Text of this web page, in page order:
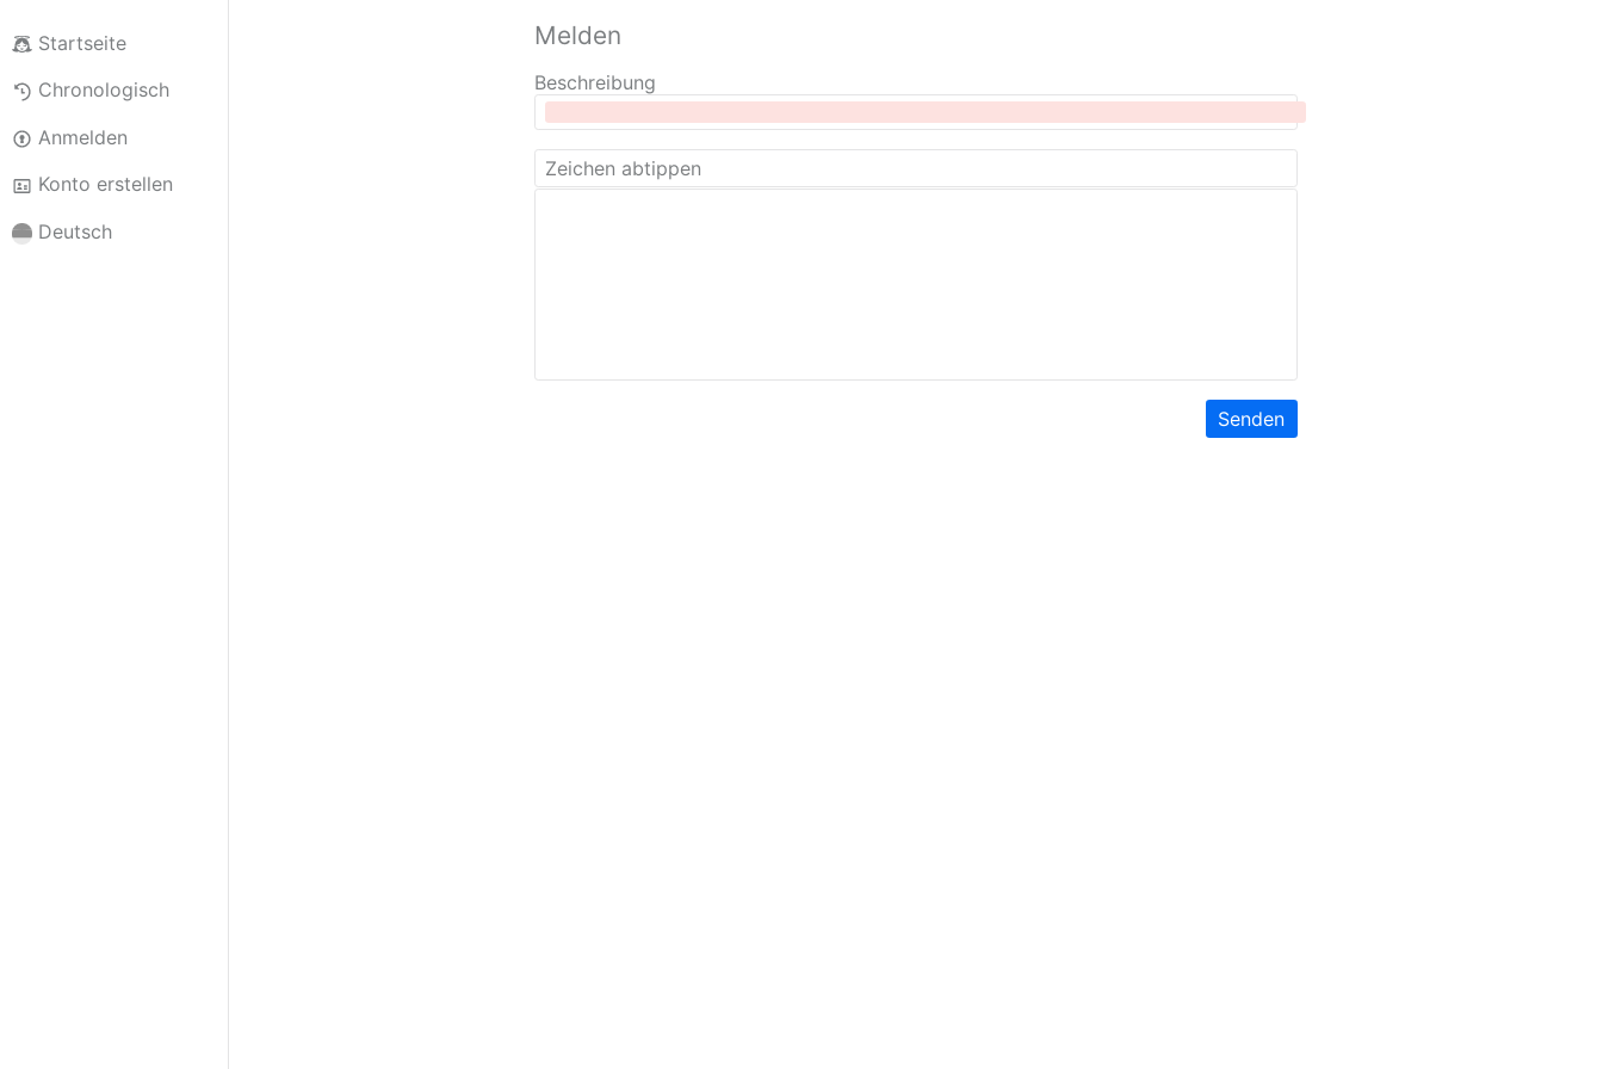
Startseite
Chronologisch
Anmelden
Konto erstellen
Deutsch
Melden
Beschreibung
Senden